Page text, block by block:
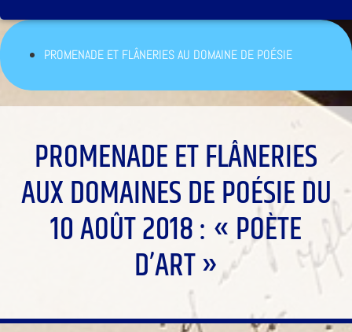
PROMENADE ET FLÂNERIES AU DOMAINE DE POÉSIE
PROMENADE ET FLÂNERIES
AUX DOMAINES DE POÉSIE DU
10 AOÛT 2018 : « POÈTE
D’ART »